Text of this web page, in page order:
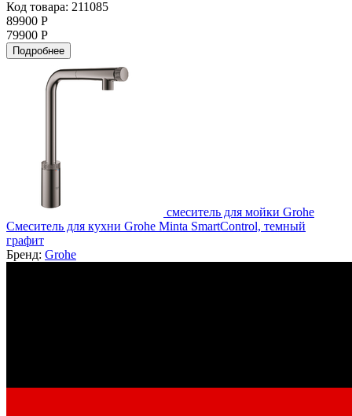
Код товара: 211085
89900 Р
79900 Р
Подробнее
смеситель для мойки Grohe
Смеситель для кухни Grohe Minta SmartControl, темный
графит
Бренд: Grohe